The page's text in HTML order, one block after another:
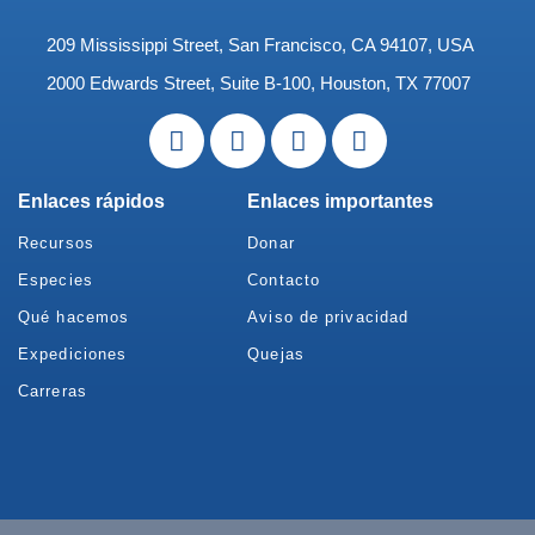
209 Mississippi Street, San Francisco, CA 94107, USA
2000 Edwards Street, Suite B-100, Houston, TX 77007
Enlaces rápidos
Recursos
Especies
Qué hacemos
Expediciones
Carreras
Enlaces importantes
Donar
Contacto
Aviso de privacidad
Quejas